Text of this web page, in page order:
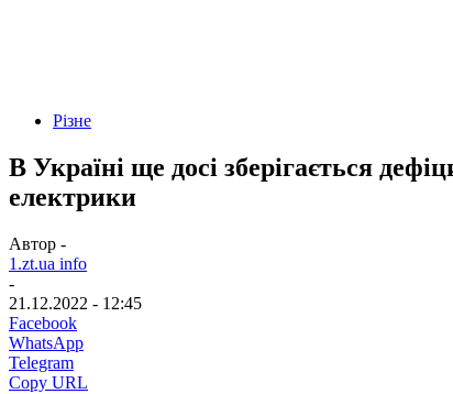
Різне
В Україні ще досі зберігається
електрики
Автор -
1.zt.ua info
-
21.12.2022 - 12:45
Facebook
WhatsApp
Telegram
Copy URL